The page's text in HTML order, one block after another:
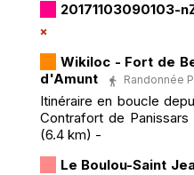
20171103090103-
Wikiloc - Fort de
d'Amunt
Randonnée
Itinéraire en boucle
Contrafort de
(6.4 km) -
Le Boulou-Saint